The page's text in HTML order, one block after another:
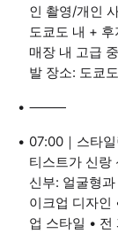
인 촬영/개인
도쿄도 내 +
매장 내 고급
발 장소: 도쿄
⸻
07:00｜스타
티스트가 신랑
신부: 얼굴형
이크업 디자인
업 스타일 • 전